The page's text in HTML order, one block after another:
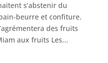
s’abstenir du
beurre et confiture.
des fruits
aux fruits Les...